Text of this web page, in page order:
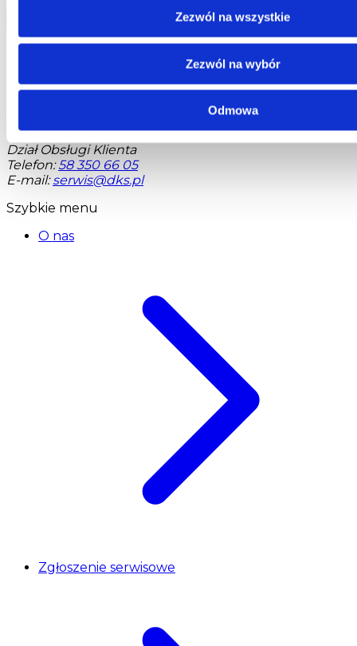
Zezwól na wszystkie
Zezwól na wybór
Odmowa
Centrala
Dział Obsługi Klienta
Telefon: 58 350 66 05
E-mail: serwis@dks.pl
Szybkie menu
O nas
Zgłoszenie serwisowe